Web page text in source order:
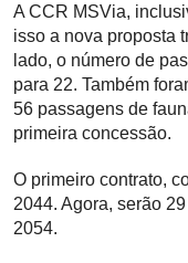
A CCR MSVia,
isso a nova proposta
lado, o número de
para 22. Também
56 passagens de
primeira concessão.
O primeiro contrato,
2044. Agora, serão
2054.